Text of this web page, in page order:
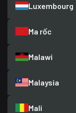
Luxembourg
Ma rốc
Malawi
Malaysia
Mali